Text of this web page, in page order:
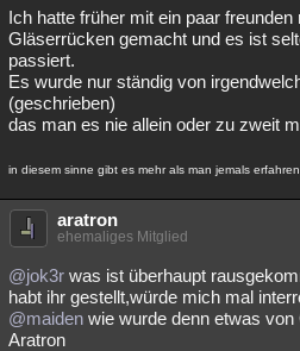
Ich hatte früher mit ein paar freunden
Gläserrücken gemacht und es ist
passiert.
Es wurde nur ständig von
(geschrieben)
das man es nie allein oder zu zweit
in diesem sinne gibt es mehr als man jemals
aratron
ehemaliges Mitglied
@jok3r was ist überhaupt
habt ihr gestellt,würde mich mal
@maiden wie wurde denn etwas
Aratron